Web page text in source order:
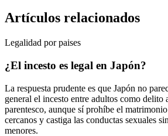
Artículos relacionados
Legalidad por paises
¿El incesto es legal en Japón?
La respuesta prudente es que Japón no
general el incesto entre adultos como delito
parentesco, aunque sí prohíbe el
cercanos y castiga las conductas sexuales
menores.